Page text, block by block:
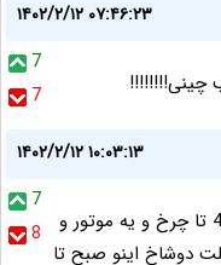
۱۴۰۲/۲/۱۲ ۰۷:۴۶:۲۳
7
7
چینی!!!!!!!!
۱۴۰۲/۲/۱۲ ۱۰:۰۳:۱۳
7
8
از ساختن هواپیما که سخت تر نیست!، 4 تا چرخ و یه موتور و
دوشاخ اینو صبح تا